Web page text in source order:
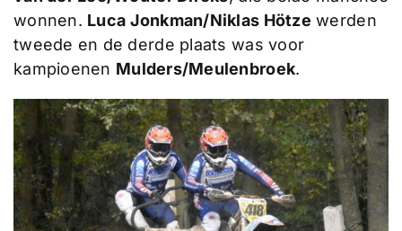
wonnen. Luca Jonkman/Niklas Hötze werden
tweede en de derde plaats was voor
kampioenen Mulders/Meulenbroek.